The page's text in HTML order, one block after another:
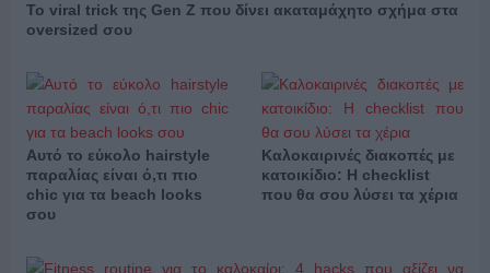
Το viral trick της Gen Z που δίνει ακαταμάχητο σχήμα στα
oversized σου
Αυτό το εύκολο hairstyle
παραλίας είναι ό,τι πιο
chic για τα beach looks
σου
Καλοκαιρινές διακοπές με
κατοικίδιο: Η checklist
που θα σου λύσει τα χέρια